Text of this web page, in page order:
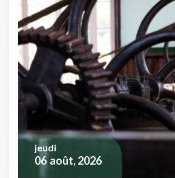
06 août, 2026
jeudi